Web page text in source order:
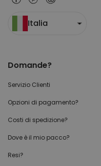
Italia
Domande?
Servizio Clienti
Opzioni di pagamento?
Costi di spedizione?
Dove è il mio pacco?
Resi?